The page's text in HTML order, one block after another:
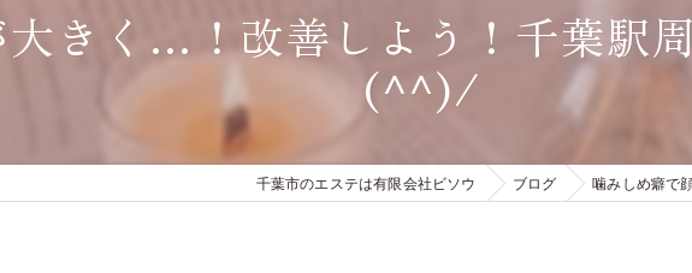
部分・下半身瘦身
皮下脂肪・内臓脂肪瘦身
クールシェイプ部分瘦身
きく…！改善しよう！千葉駅
(^^)/
千葉市のエステは有限会社ビソウ ブログ 噛みしめ癖で